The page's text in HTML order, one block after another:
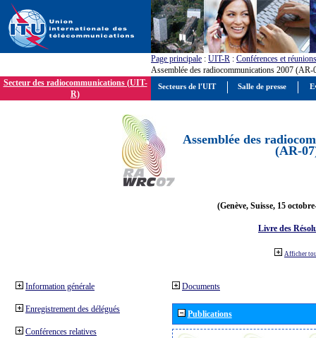
Page principale : UIT-R : Conférences et réunions
Assemblée des radiocommunications 2007 (AR-
Secteur des radiocommunications (UIT-
R)
Assemblée des
(AR-
(Genève, Suisse, 15
Livre des
Afficher
Information générale
Enregistrement des délégués
Conférences relatives
Documents
Publications
Secteurs de l'UIT Salle de presse